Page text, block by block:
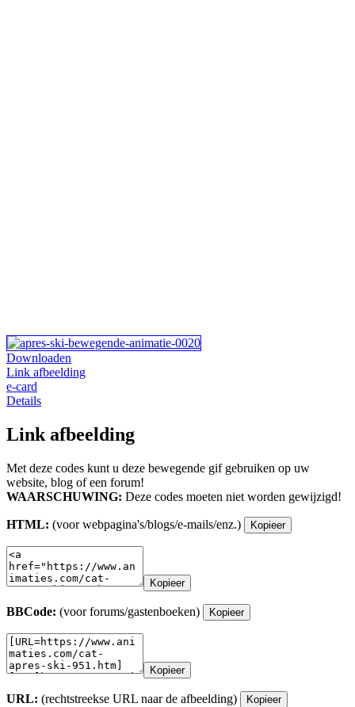
Downloaden
Link afbeelding
e-card
Details
Link afbeelding
Met deze codes kunt u deze bewegende gif gebruiken op uw
website, blog of een forum!
WAARSCHUWING: Deze codes moeten niet worden gewijzigd!
HTML: (voor webpagina's/blogs/e-mails/enz.) Kopieer
Kopieer
BBCode: (voor forums/gastenboeken) Kopieer
Kopieer
URL: (rechtstreekse URL naar de afbeelding) Kopieer